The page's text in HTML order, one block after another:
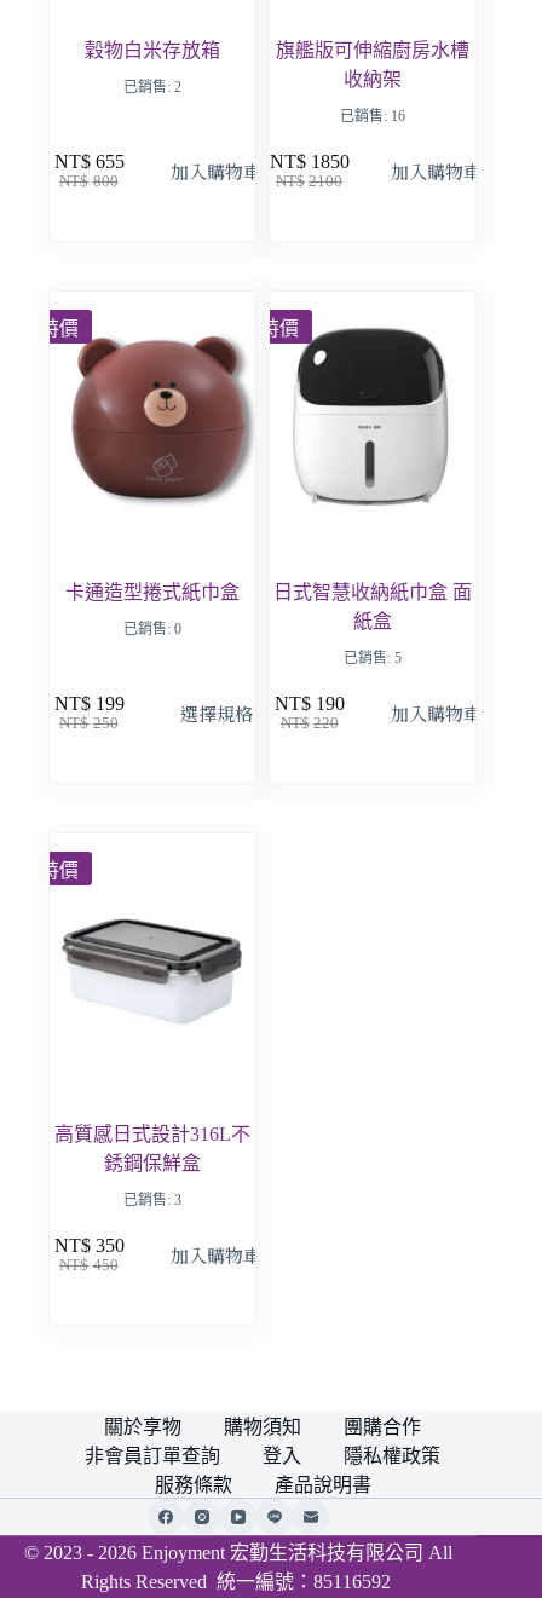
穀物白米存放箱
已銷售: 2
NT$ 800
NT$ 655 加入購物車
旗艦版可伸縮廚房水槽
收納架
已銷售: 16
NT$ 2100
NT$ 1850 加入購物車
特價
卡通造型捲式紙巾盒
已銷售: 0
NT$ 250
NT$ 199 選擇規格
特價
日式智慧收納紙巾盒 面
紙盒
已銷售: 5
NT$ 220
NT$ 190 加入購物車
特價
高質感日式設計316L不
銹鋼保鮮盒
已銷售: 3
NT$ 450
NT$ 350 加入購物車
關於享物 購物須知
團購合作
非會員訂單查詢
登入
隱私權政策
服務條款
產品說明書
© 2023 - 2026 Enjoyment 宏勤生活科技有限公司 All
Rights Reserved 統一編號：85116592